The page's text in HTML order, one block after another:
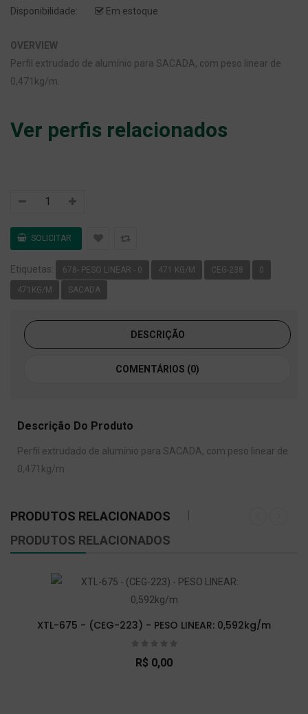
Disponibilidade:
Em estoque
OVERVIEW
Perfil extrudado de alumínio para SACADA, com peso linear de
0,471kg/m.
Ver perfis relacionados
Etiquetas: 678- PESO LINEAR - 0 471 KG/M CEG-238 0
471KG/M SACADA
DESCRIÇÃO
COMENTÁRIOS (0)
Descrição Do Produto
Perfil extrudado de alumínio para SACADA, com peso linear de
0,471kg/m.
PRODUTOS RELACIONADOS
PRODUTOS RELACIONADOS
XTL-675 - (CEG-223) - PESO LINEAR: 0,592kg/m
R$ 0,00